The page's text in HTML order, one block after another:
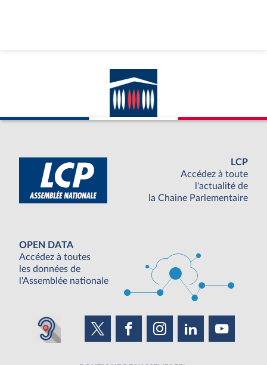
LCP
Accédez à toute
l'actualité de
la Chaine Parlementaire
OPEN DATA
Accédez à toutes
les données de
l'Assemblée nationale